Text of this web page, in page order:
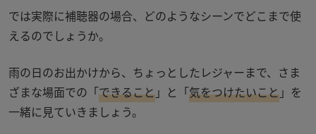
では実際に補聴器の場合、どのようなシーンでどこまで使
えるのでしょうか。
雨の日のお出かけから、ちょっとしたレジャーまで、さま
ざまな場面での「できること」と「気をつけたいこと」を
一緒に見ていきましょう。